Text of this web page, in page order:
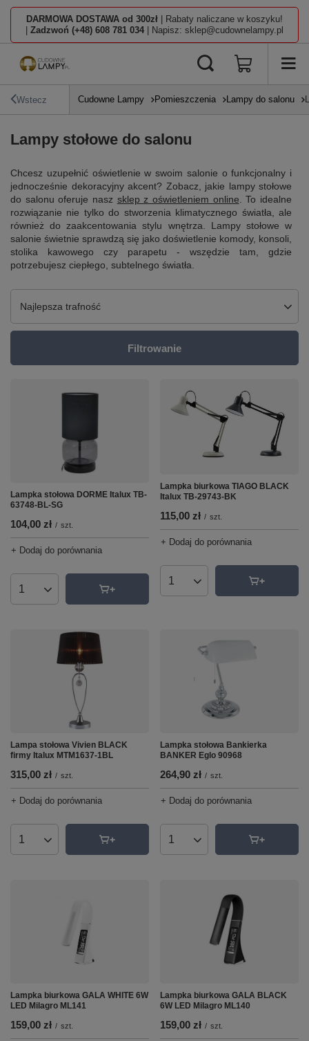
DARMOWA DOSTAWA od 300zł | Rabaty naliczane w koszyku!
Zadzwoń (+48) 608 781 034 | Napisz: sklep@cudownelampy.pl
Wstecz Cudowne Lampy Pomieszczenia Lampy do salonu
Lampy stołowe do salonu
Chcesz uzupełnić oświetlenie w swoim salonie o funkcjonalny i
jednocześnie dekoracyjny akcent? Zobacz, jakie lampy stołowe
do salonu oferuje nasz sklep z oświetleniem online . To idealne
rozwiązanie nie tylko do stworzenia klimatycznego światła, ale
również do zaakcentowania stylu wnętrza. Lampy stołowe w
salonie świetnie sprawdzą się jako doświetlenie komody, konsoli,
stolika kawowego czy parapetu - wszędzie tam, gdzie
potrzebujesz ciepłego, subtelnego światła.
Zmień sortowanie
Najlepsza trafność
Filtrowanie
Lampka stołowa DORME Italux TB-
63748-BL-SG
104,00 zł / szt.
+ Dodaj do porównania
Ilość produktów
Lampka biurkowa TIAGO BLACK
Italux TB-29743-BK
115,00 zł / szt.
+ Dodaj do porównania
Ilość produktów
Lampa stołowa Vivien BLACK
firmy Italux MTM1637-1BL
315,00 zł / szt.
+ Dodaj do porównania
Ilość produktów
Lampka stołowa Bankierka
BANKER Eglo 90968
264,90 zł / szt.
+ Dodaj do porównania
Ilość produktów
Lampka biurkowa GALA WHITE 6W
LED Milagro ML141
159,00 zł / szt.
Lampka biurkowa GALA BLACK
6W LED Milagro ML140
159,00 zł / szt.